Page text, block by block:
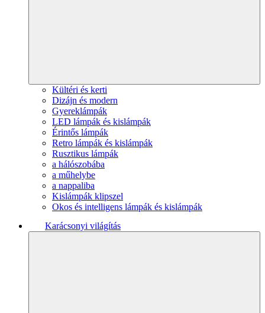
Kültéri és kerti
Dizájn és modern
Gyereklámpák
LED lámpák és kislámpák
Érintős lámpák
Retro lámpák és kislámpák
Rusztikus lámpák
a hálószobába
a műhelybe
a nappaliba
Kislámpák klipszel
Okos és intelligens lámpák és kislámpák
Karácsonyi világítás